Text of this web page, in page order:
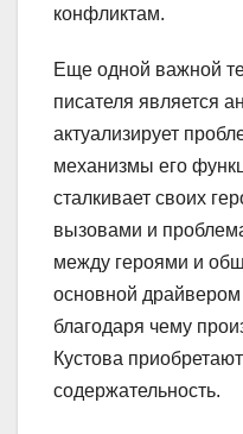
конфликтам.
Еще одной важной
писателя является
актуализирует
механизмы его
сталкивает своих
вызовами и
между героями и
основной
благодаря чему
Кустова
содержательность.